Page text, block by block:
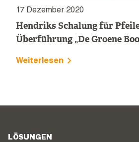
17 Dezember 2020
Hendriks Schalung für
Überführung „De Groene
Weiterlesen
LÖSUNGEN